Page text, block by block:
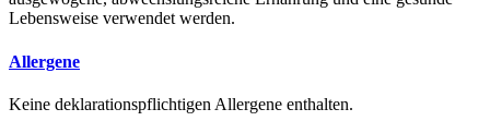
Lebensweise verwendet werden.
Allergene
Keine deklarationspflichtigen Allergene enthalten.